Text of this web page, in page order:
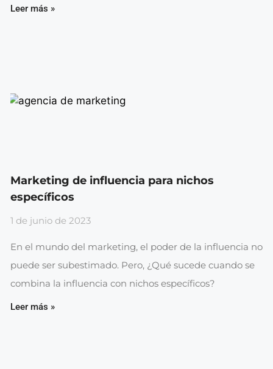
Leer más »
Marketing de influencia para nichos
específicos
1 de junio de 2023
En el mundo del marketing, el poder de la influencia no
puede ser subestimado. Pero, ¿Qué sucede cuando se
combina la influencia con nichos específicos?
Leer más »